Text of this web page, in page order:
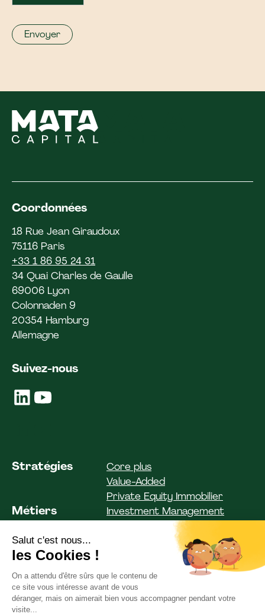
Coordonnées
18 Rue Jean Giraudoux
75116 Paris
+33 1 86 95 24 31
34 Quai Charles de Gaulle
69006 Lyon
Colonnaden 9
20354 Hamburg
Allemagne
Suivez-nous
Stratégies
Core plus
Value-Added
Private Equity Immobilier
Métiers
Investment Management
Investor Solutions
Asset Management
Fonds
Clientèle institutionnelle
Clientèle privée
ESG Nos engagements
Team Spirit
Équipe